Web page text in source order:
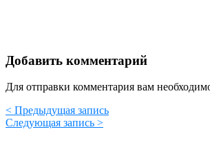
Добавить комментарий
Для отправки комментария вам
< Предыдущая запись
Следующая запись >